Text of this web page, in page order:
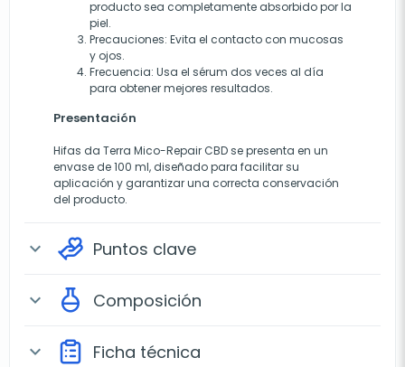
producto sea completamente absorbido por la
piel.
Precauciones: Evita el contacto con mucosas
y ojos.
Frecuencia: Usa el sérum dos veces al día
para obtener mejores resultados.
Presentación
Hifas da Terra Mico-Repair CBD se presenta en un
envase de 100 ml, diseñado para facilitar su
aplicación y garantizar una correcta conservación
del producto.
expand_more Puntos clave
expand_more Composición
expand_more Ficha técnica